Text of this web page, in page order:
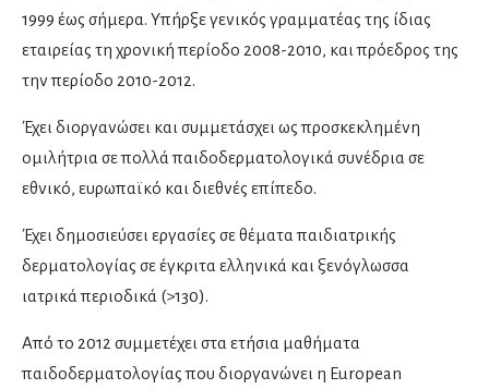
Παιδοκαρδιολόγοι
Καρδιοχειρουργοί
Νευρολόγοι
Νευροχειρουργοί
Ενδαγγειακή νευροχειρουργική
Λειτουργική νευροχειρουργική
Χειρουργοί σπονδυλικής στήλης
1999 έως σήμερα. Υπήρξε γενικός γραμματέας της ίδιας
εταιρείας τη χρονική περίοδο 2008-2010, και πρόεδρος της
την περίοδο 2010-2012.
Έχει διοργανώσει και συμμετάσχει ως προσκεκλημένη
ομιλήτρια σε πολλά παιδοδερματολογικά συνέδρια σε
εθνικό, ευρωπαϊκό και διεθνές επίπεδο.
Έχει δημοσιεύσει εργασίες σε θέματα παιδιατρικής
δερματολογίας σε έγκριτα ελληνικά και ξενόγλωσσα
ιατρικά περιοδικά (>130).
Από το 2012 συμμετέχει στα ετήσια μαθήματα
παιδοδερματολογίας που διοργανώνει η European